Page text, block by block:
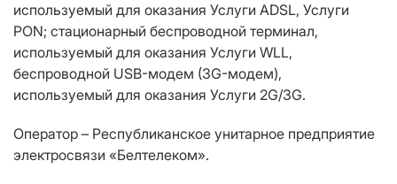
используемый для оказания Услуги ADSL, Услуги
PON; стационарный беспроводной терминал,
используемый для оказания Услуги WLL,
беспроводной USB-модем (3G-модем),
используемый для оказания Услуги 2G/3G.
Оператор – Республиканское унитарное предприятие
электросвязи «Белтелеком».